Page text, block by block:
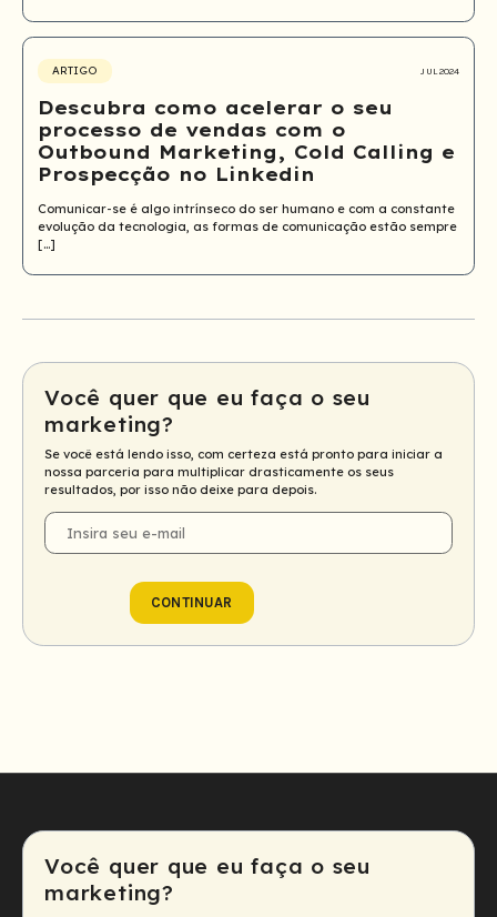
ARTIGO JUL 2024
Descubra como acelerar o seu
processo de vendas com o
Outbound Marketing, Cold Calling e
Prospecção no Linkedin
Comunicar-se é algo intrínseco do ser humano e com a constante
evolução da tecnologia, as formas de comunicação estão sempre
[…]
Você quer que eu faça o seu
marketing?
Se você está lendo isso, com certeza está pronto para iniciar a
nossa parceria para multiplicar drasticamente os seus
resultados, por isso não deixe para depois.
E-
mail
CONTINUAR
Você quer que eu faça o seu
marketing?